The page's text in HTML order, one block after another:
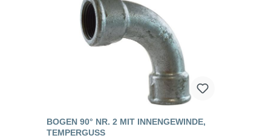
BOGEN 90° NR. 2 MIT INNENGEWINDE,
TEMPERGUSS